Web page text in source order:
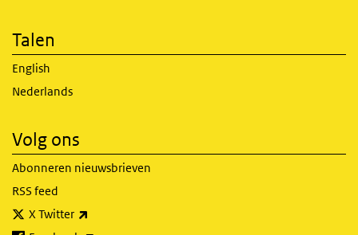
Talen
English
Nederlands
Volg ons
Abonneren nieuwsbrieven
RSS feed
X Twitter